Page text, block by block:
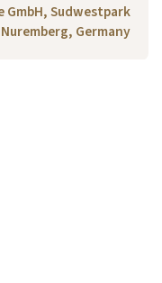
GmbH, Sudwestpark
Germany